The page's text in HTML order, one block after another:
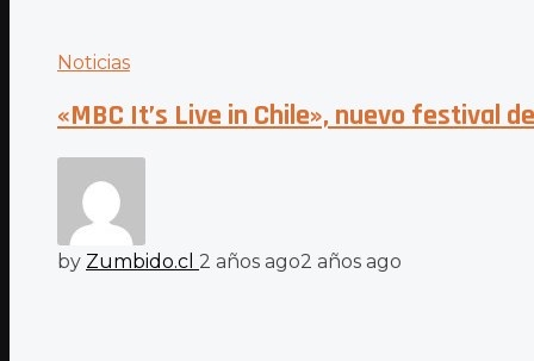
Noticias
«MBC It’s Live in Chile», nuevo festival
by Zumbido.cl 2 años ago2 años ago